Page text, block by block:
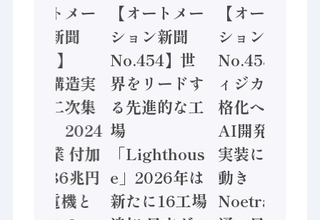
【オートメー
ション新聞
No.455】
「経済構造実
態調査二次集
計結果」2024
年製造業 付加
価値額86兆円
/ 三菱電機と
【オートメー
ション新聞
No.454】世
界をリードす
る先進的な工
場
「Lighthous
e」2026年は
新たに16工場
【オートメー
ション新聞
No.453】フ
ィジカルAI本
格化へ 国産
AI開発や社会
実装に活発な
動き
Noetra、富士